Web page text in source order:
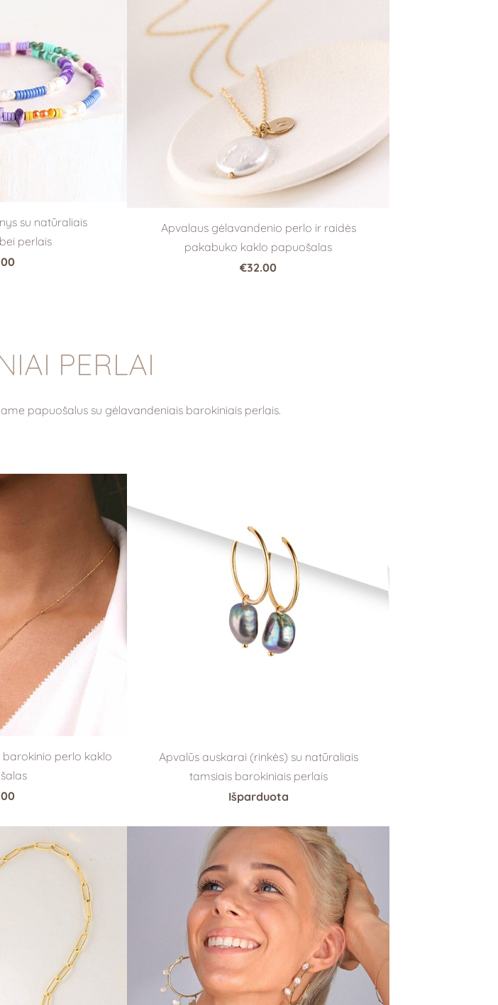
su natūraliais
perlais
Apvalaus gėlavandenio perlo ir raidės
pakabuko kaklo papuošalas
€32.00
PERLAI
papuošalus su gėlavandeniais barokiniais perlais.
perlo kaklo
Apvalūs auskarai (rinkės) su natūraliais
tamsiais barokiniais perlais
Išparduota